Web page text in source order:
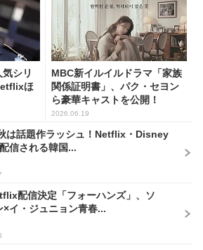
シリ
ほ
MBC新イルイルドラマ「家族
関係証明書」、パク・セヨン
ら豪華キャストを公開！
2026.06.19
は話題作ラッシュ！Netflix・Disney
信される韓国...
配信決定「フォーハンズ」、ソ
×イ・ジュニョン青春...